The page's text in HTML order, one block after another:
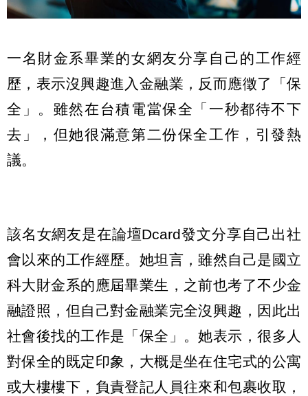
一名財金系畢業的女網友分享自己的工作經
歷，表示沒興趣進入金融業，反而應徵了「保
全」。雖然在台積電當保全「一秒都待不下
去」，但她很滿意第二份保全工作，引發熱
議。
該名女網友是在論壇Dcard發文分享自己出社
會以來的工作經歷。她坦言，雖然自己是國立
科大財金系的應屆畢業生，之前也考了不少金
融證照，但自己對金融業完全沒興趣，因此出
社會後找的工作是「保全」。她表示，很多人
對保全的既定印象，大概是坐在住宅式的公寓
或大樓樓下，負責登記人員往來和包裹收取，